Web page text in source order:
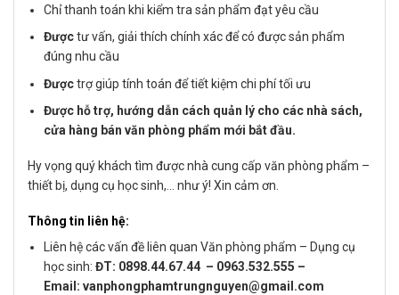
Chỉ thanh toán khi kiểm tra sản phẩm đạt yêu cầu
Đượctư vấn, giải thích chính xác để có được sản phẩm
đúng nhu cầu
Đượctrợ giúp tính toán để tiết kiệm chi phí tối ưu
Được hỗ trợ, hướng dẫn cách quản lý cho các nhà sách,
cửa hàng bán văn phòng phẩm mới bắt đầu.
Hy vọng quý khách tìm được nhà cung cấp văn phòng phẩm –
thiết bị, dụng cụ học sinh,… như ý! Xin cảm ơn.
Thông tin liên hệ:
Liên hệ các vấn đề liên quan Văn phòng phẩm – Dụng cụ
học sinh:ĐT: 0898.44.67.44 – 0963.532.555 –
Email: vanphongphamtrungnguyen@gmail.com